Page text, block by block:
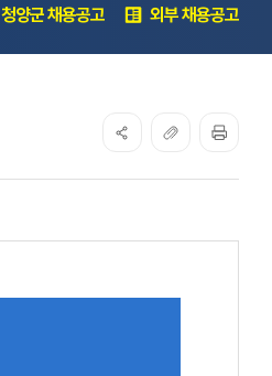
청양군 채용공고 외부 채용공고